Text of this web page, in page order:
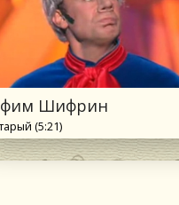
Шифрин
(5:21)